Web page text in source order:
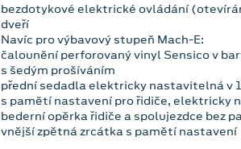
bezdotykové elektrické ovládání
dveří
Navíc pro výbavový stupeň Mach-E:
čalounění perforovaný vinyl Sensico v
s šedým prošíváním
přední sedadla elektricky nastavitelná v
s pamětí nastavení pro řidiče, elektricky
bederní opěrka řidiče a spolujezdce bez
vnější zpětná zrcátka s pamětí nastavení